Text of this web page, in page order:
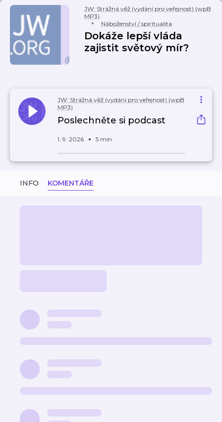
JW: Strážná věž (vydání pro veřejnost) (wpB
MP3)
Náboženství / spiritualita
Dokáže lepší vláda
zajistit světový mír?
JW: Strážná věž (vydání pro veřejnost) (wpB
MP3)
Poslechněte si podcast
1. 9. 2026 5 min
INFO KOMENTÁŘE